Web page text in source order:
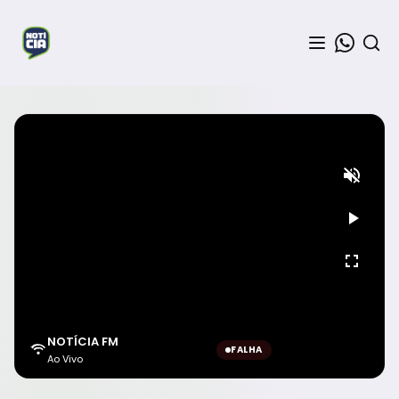
Aguardando sinal...
NOTÍCIA FM
Ao Vivo
FALHA